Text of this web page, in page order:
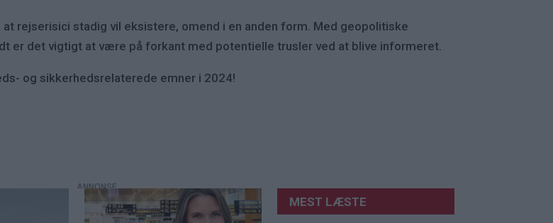
rejserisici stadig vil eksistere, omend i en anden form. Med geopolitiske
er det vigtigt at være på forkant med potentielle trusler ved at blive informeret.
og sikkerhedsrelaterede emner i 2024!
MEST LÆSTE